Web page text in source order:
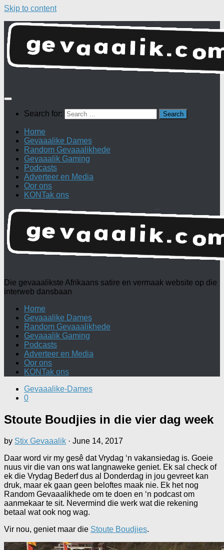
Skip to content
Search for:
Home
Gevaaalike Dames
Random Gevaaalikhede
Gevaaalik Gaming
Podcasts
Adverteer en Media
Oor ons
KONTak ons
Die gevaaalikste Afrikaans satire en vermaak website op die
interweb dansbaan
Home
Gevaaalike Dames
Random Gevaaalikhede
Gevaaalik Gaming
Podcasts
Adverteer en Media
Oor ons
KONTak ons
Gevaaalike-Dames
0
Stoute Boudjies in die vier dag week
by Stix Gevaaalik · June 14, 2017
Daar word vir my gesê dat Vrydag ‘n vakansiedag is. Goeie
nuus vir die van ons wat langnaweke geniet. Ek sal check of
ek die Vrydag Bederf dus al Donderdag in jou gevreet kan
druk, maar ek gaan geen beloftes maak nie. Ek het nog
Random Gevaaalikhede om te doen en ‘n podcast om
aanmekaar te sit. Nevermind die werk wat die rekening
betaal wat ook nog wag.
Vir nou, geniet maar die Stoute Boudjies.